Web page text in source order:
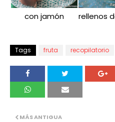
con jamón rellenos
Tags fruta recopilatorio
MÁS ANTIGUA